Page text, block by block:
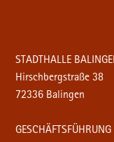
STADTHALLE
Hirschbergstraße 38
72336 Balingen